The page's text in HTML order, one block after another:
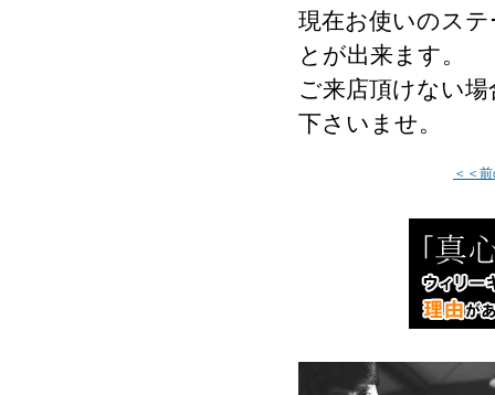
現在お使いのス
とが出来ます。
ご来店頂けない
下さいませ。
＜＜